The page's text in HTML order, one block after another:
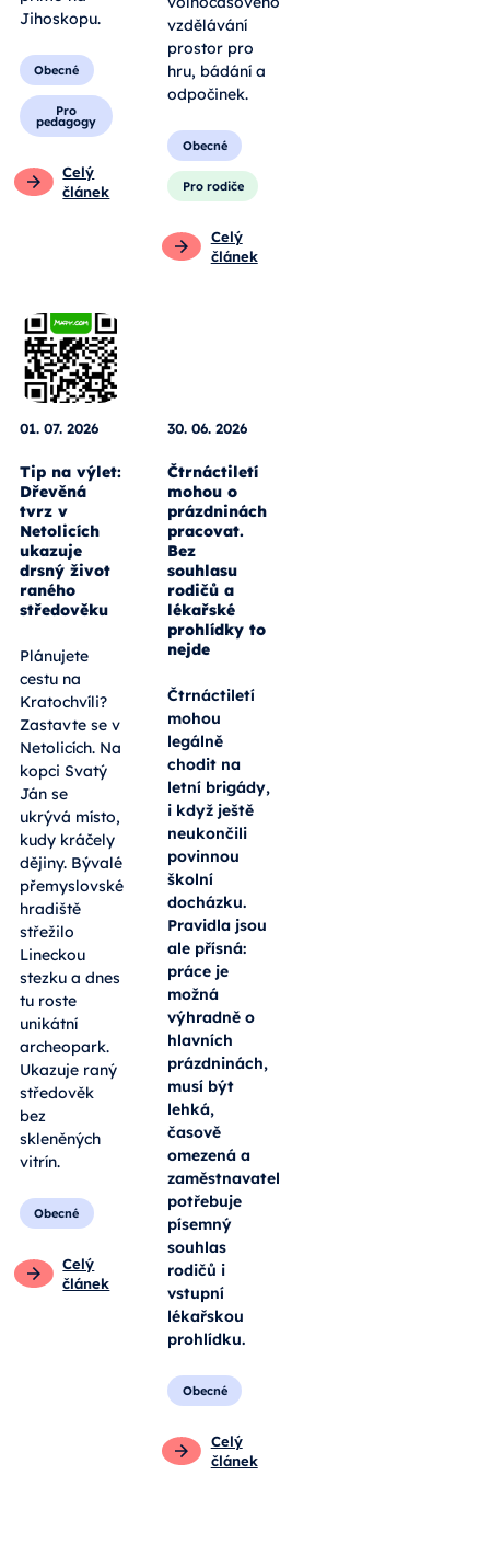
Jihoskopu.
Obecné
Pro
pedagogy
Celý
článek
vzdělávání
prostor pro
hru, bádání a
odpočinek.
Obecné
Pro rodiče
Celý
článek
01. 07. 2026
Tip na výlet:
Dřevěná
tvrz v
Netolicích
ukazuje
drsný život
raného
středověku
Plánujete
cestu na
Kratochvíli?
Zastavte se v
Netolicích. Na
kopci Svatý
Ján se
ukrývá místo,
kudy kráčely
dějiny. Bývalé
přemyslovské
hradiště
střežilo
Lineckou
stezku a dnes
tu roste
unikátní
archeopark.
Ukazuje raný
středověk
bez
skleněných
vitrín.
Obecné
Celý
článek
30. 06. 2026
Čtrnáctiletí
mohou o
prázdninách
pracovat.
Bez
souhlasu
rodičů a
lékařské
prohlídky to
nejde
Čtrnáctiletí
mohou
legálně
chodit na
letní brigády,
i když ještě
neukončili
povinnou
školní
docházku.
Pravidla jsou
ale přísná:
práce je
možná
výhradně o
hlavních
prázdninách,
musí být
lehká,
časově
omezená a
zaměstnavatel
potřebuje
písemný
souhlas
rodičů i
vstupní
lékařskou
prohlídku.
Obecné
Celý
článek